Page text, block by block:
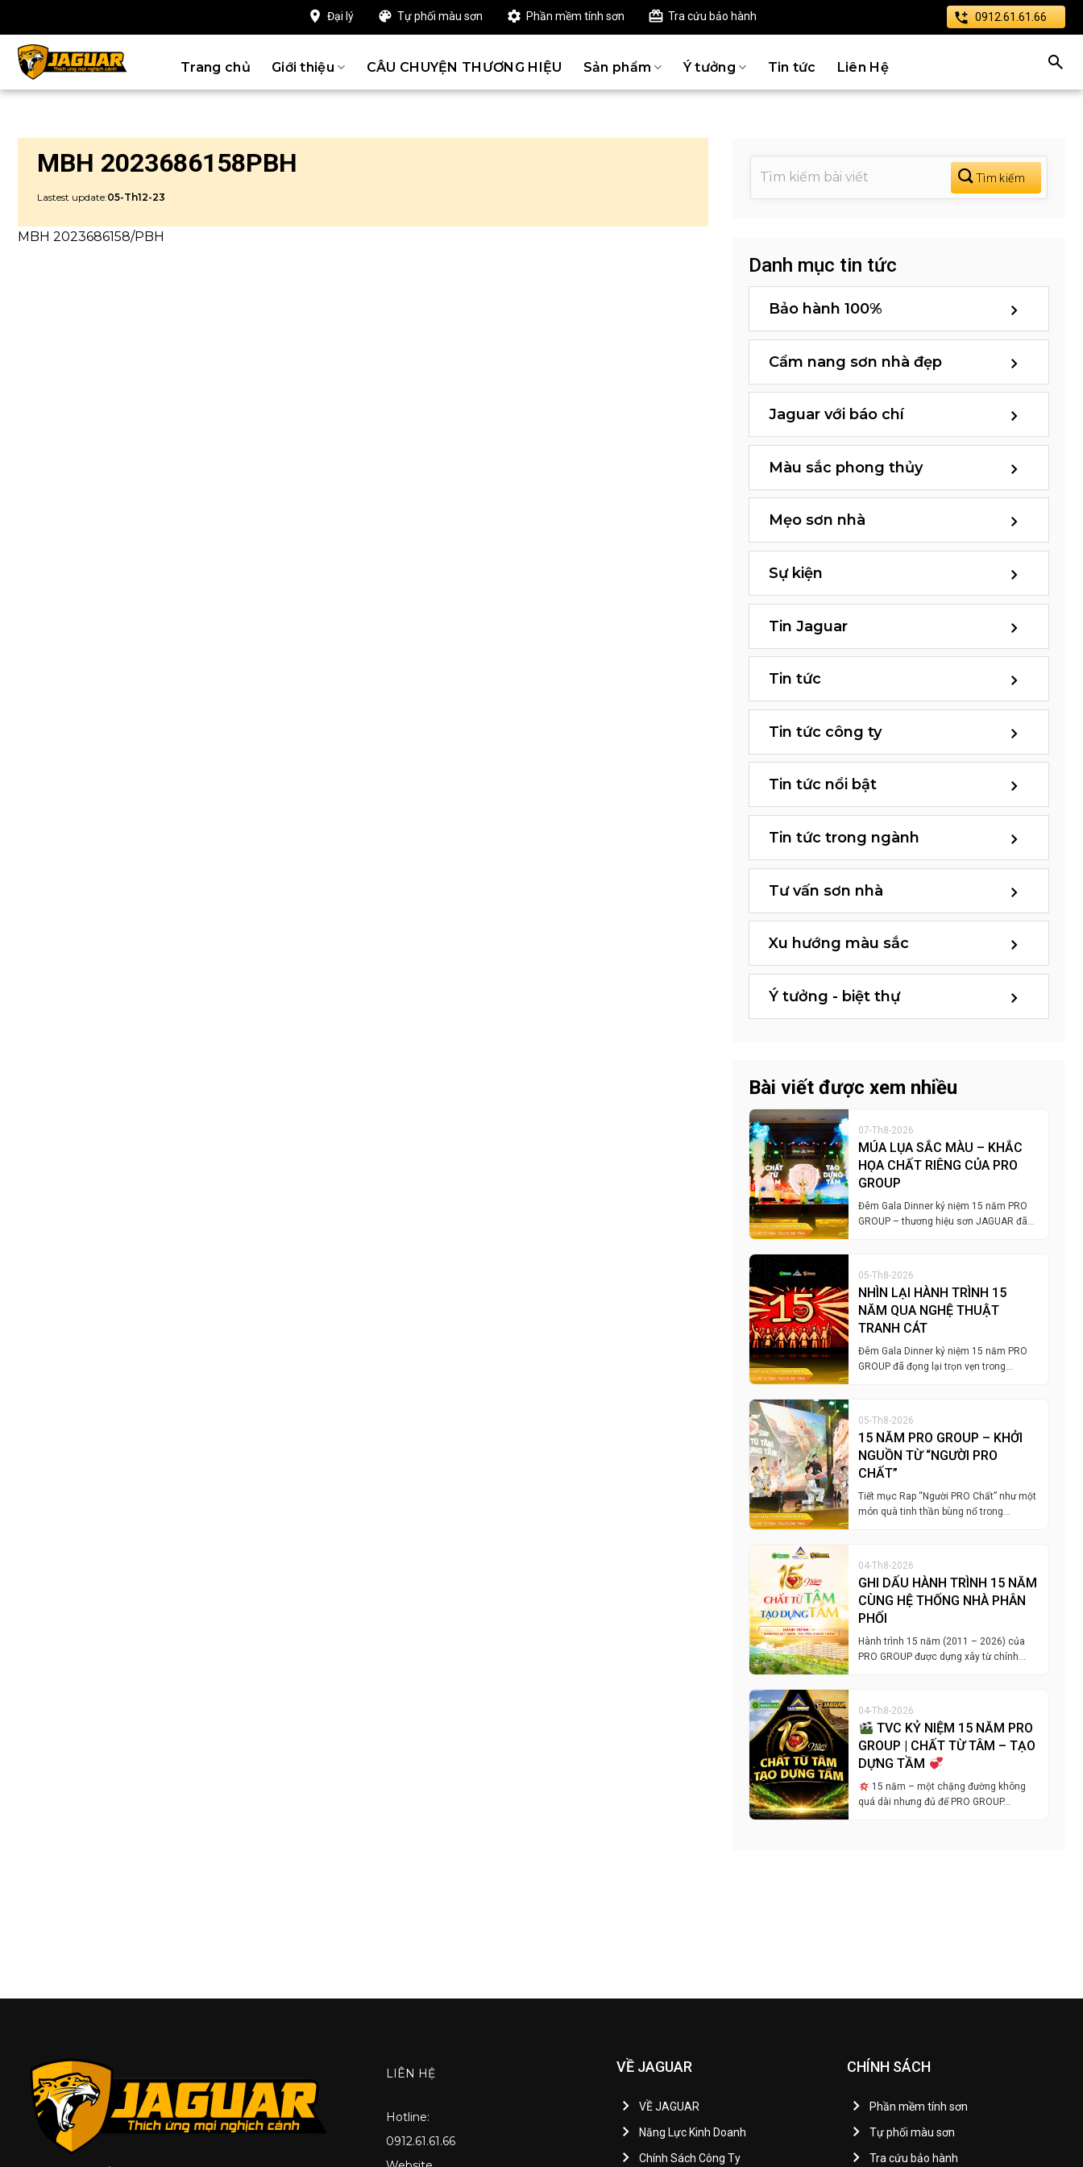
dung
Đại lý Tự phối màu sơn Phần mềm tính sơn Tra cứu bảo hành 0912.61.61.66
Trang chủ Giới thiệu CÂU CHUYỆN THƯƠNG HIỆU Sản phẩm Ý tưởng Tin tức Liên Hệ
MBH 2023686158PBH
Lastest update:05-Th12-23
MBH 2023686158/PBH
Danh mục tin tức
Bảo hành 100%
Cẩm nang sơn nhà đẹp
Jaguar với báo chí
Màu sắc phong thủy
Mẹo sơn nhà
Sự kiện
Tin Jaguar
Tin tức
Tin tức công ty
Tin tức nổi bật
Tin tức trong ngành
Tư vấn sơn nhà
Xu hướng màu sắc
Ý tưởng - biệt thự
Bài viết được xem nhiều
07-Th8-2026
MÚA LỤA SẮC MÀU – KHẮC
HỌA CHẤT RIÊNG CỦA PRO
GROUP
Đêm Gala Dinner kỷ niệm 15 năm PRO
GROUP – thương hiệu sơn JAGUAR đã…
05-Th8-2026
NHÌN LẠI HÀNH TRÌNH 15
NĂM QUA NGHỆ THUẬT
TRANH CÁT
Đêm Gala Dinner kỷ niệm 15 năm PRO
GROUP đã đọng lại trọn vẹn trong…
05-Th8-2026
15 NĂM PRO GROUP – KHỞI
NGUỒN TỪ “NGƯỜI PRO
CHẤT”
Tiết mục Rap “Người PRO Chất” như một
món quà tinh thần bùng nổ trong…
04-Th8-2026
GHI DẤU HÀNH TRÌNH 15 NĂM
CÙNG HỆ THỐNG NHÀ PHÂN
PHỐI
Hành trình 15 năm (2011 – 2026) của
PRO GROUP được dựng xây từ chính…
04-Th8-2026
TVC KỶ NIỆM 15 NĂM PRO
GROUP | CHẤT TỪ TÂM – TẠO
DỰNG TẦM
15 năm – một chặng đường không
quá dài nhưng đủ để PRO GROUP…
LIÊN HỆ
Hotline:
0912.61.61.66
VỀ JAGUAR
VỀ JAGUAR
Năng Lực Kinh Doanh
Chính Sách Công Ty
CHÍNH SÁCH
Phần mềm tính sơn
Tự phối màu sơn
Tra cứu bảo hành